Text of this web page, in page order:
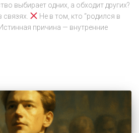
выбирает одних, а обходит других?
связях.
Не в том, кто “родился в
Истинная причина — внутренние